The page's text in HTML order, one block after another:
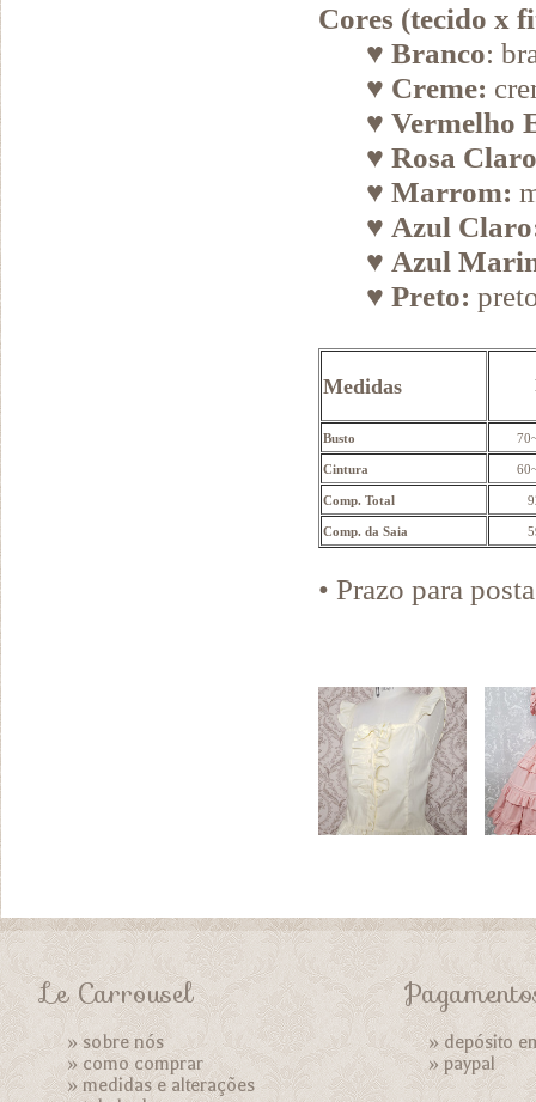
Cores (tecido x
♥ Branco:
♥ Creme:
♥ Vermelho
♥ Rosa
♥ Marrom:
♥ Azul
♥ Azul
♥ Preto:
Medidas
Busto
Cintura
Comp. Total
Comp. da Saia
• Prazo para
Le Carrousel
»sobre nós
»como comprar
»medidas e alterações
» depósito
»paypal